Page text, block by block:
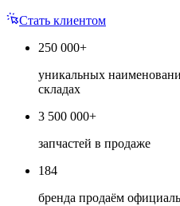
Стать клиентом
250 000+
уникальных
складах
3 500 000+
запчастей в продаже
184
бренда продаём